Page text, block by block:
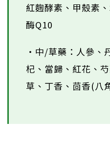
紅麴酵素、甲殼素
酶Q10
・中/草藥：人參、
杞、當歸、紅花、
草、丁香、茴香(八